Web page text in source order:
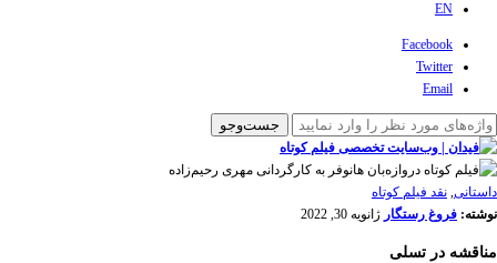
EN
Facebook
Twitter
Email
داستانی, نقد فیلم کوتاه
نوشته: فروغ رستگار ژانویه 30, 2022
مناقشه در تسلی